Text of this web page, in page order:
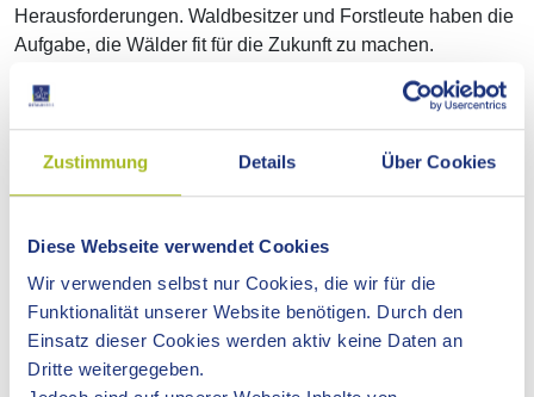
Zustimmung Details Über Cookies
Diese Webseite verwendet Cookies
Wir verwenden selbst nur Cookies, die wir für die
Funktionalität unserer Website benötigen. Durch den
Einsatz dieser Cookies werden aktiv keine Daten an
Dritte weitergegeben.
Herausforderungen. Waldbesitzer und Forstleute haben die
Aufgabe, die Wälder fit für die Zukunft zu machen.
zurechtkommen, müssen aktiv in die Wälder eingebracht
werden.
zu Hause war. Durch den Temperaturanstieg passt sie
zukünftig gut auf die Ostalb.
Für Waldbesitzer gibt es die Möglichkeit, für
Eichenpflanzungen sogenannte "Ökopunkte" angerechnet
zu bekommen. Mit diesen Ökopunkten können an anderer